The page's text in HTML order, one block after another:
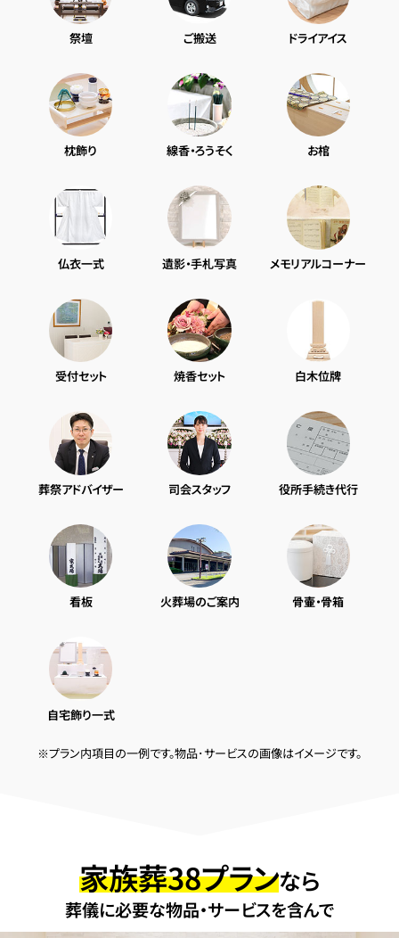
祭壇 ご搬送 ドライアイス
枕飾り 線香・ろうそく お棺
仏衣一式 遺影・手札写真 メモリアルコーナー
受付セット 焼香セット 白木位牌
葬祭アドバイザー 司会スタッフ 役所手続き代行
看板 火葬場のご案内 骨壷・骨箱
自宅飾り一式
※プラン内項目の一例です。物品･サービスの画像はイメージです。
家族葬38プランなら
葬儀に必要な物品・サービスを含んで